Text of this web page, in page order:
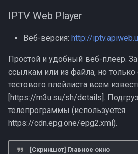
Peers.TV
SPB TV Россия
Русское TV
Tviz
Лайм HD TV
TV+
IPTV Web Player
Веб-версия: http://
Простой и удобный веб-плеер.
ссылкам или из файла, но только
тестового плейлиста всем
[https://m3u.su/sh/details].
телепрограммы (используется
https://cdn.epg.one/epg2.xml).
[Скриншот] Главное окно